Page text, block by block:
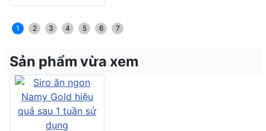
1 2 3 4 5 6 7
Sản phẩm vừa xem